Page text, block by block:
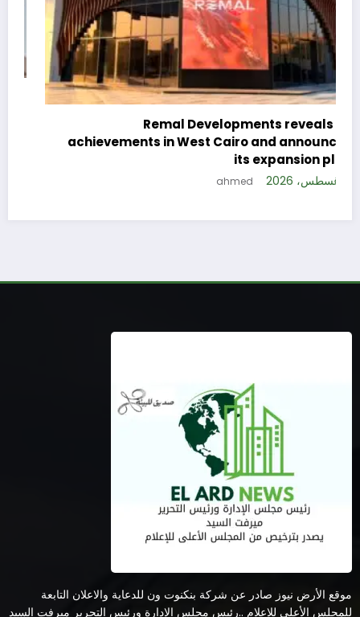
Remal Developments reveals its
achievements in West Cairo and announces
its expansion plan
5 أغسطس، 2026 ahmed
موقع الأرض نيوز صادر عن شركة بنكنوت ون للدعاية والاعلان التابعة
للمجلس الأعلى للإعلام ..رئيس مجلس الإدارة ورئيس التحرير ميرفت السيد